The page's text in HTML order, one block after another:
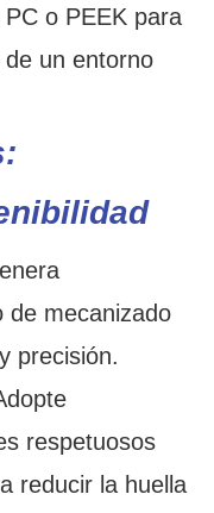
o PEEK para
un entorno
de mecanizado
precisión.
respetuosos
reducir la huella